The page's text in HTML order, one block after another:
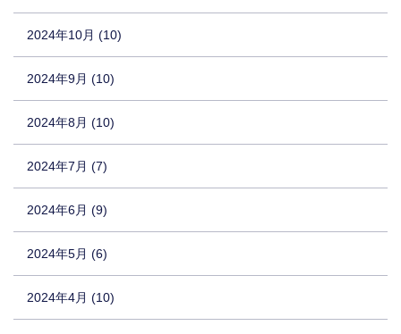
2024年10月 (10)
2024年9月 (10)
2024年8月 (10)
2024年7月 (7)
2024年6月 (9)
2024年5月 (6)
2024年4月 (10)